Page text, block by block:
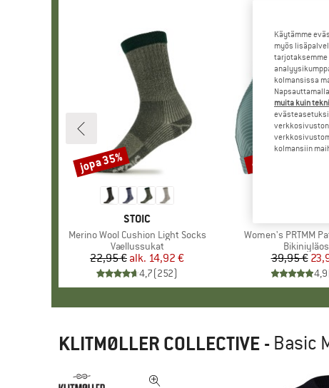
MERKKI
STOIC
Tuote
Merino Wool Cushion Light Socks
Tuoteryhmä
Vaellussukat
Hinta
22,95 € Alennettu hinta
alk. 14,92 €
4,7(252)
Alennus
jopa 35%
Tuote
Women's PRTMM
39,95 €
4,9
Alennus
40%
KLITMØLLER COLLECTIVE - Basic
Käytämme
myös
tarjotaksemme
kolmansissa
muita kuin
kolmansiin